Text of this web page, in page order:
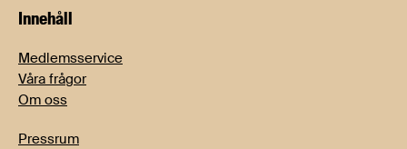
Innehåll
Medlemsservice
Våra frågor
Om oss
Pressrum